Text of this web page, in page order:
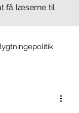
få læserne til